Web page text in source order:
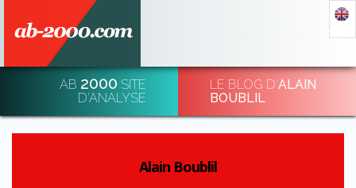
DÉCHIFFRER & DÉ-CHIFFRER L'ÉCONOMIE
INSCRIPTION
AB 2000 SITE
D'ANALYSE
LE BLOG D'ALAIN
BOUBLIL
Alain Boublil